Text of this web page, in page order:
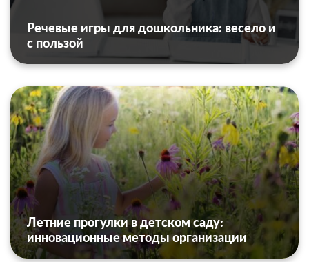
Речевые игры для дошкольника: весело и
с пользой
Летние прогулки в детском саду:
инновационные методы организации